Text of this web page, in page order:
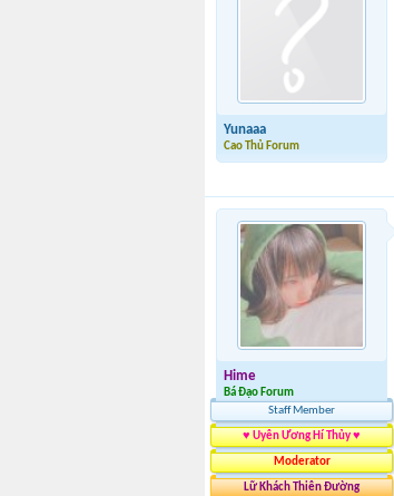
Yunaaa
Cao Thủ Forum
Hime
Bá Đạo Forum
Staff Member
♥ Uyên Ương Hí Thủy ♥
Moderator
Lữ Khách Thiên Đường